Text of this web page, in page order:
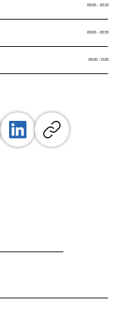
09:00 - 20:30
09:00 - 20:30
09:00 - 13:00